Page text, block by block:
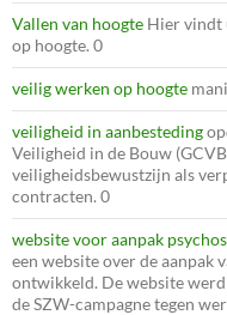
Vallen van hoogte Hier vindt
op hoogte. 0
veilig werken op hoogte
veiligheid in aanbesteding
Veiligheid in de Bouw
veiligheidsbewustzijn als
contracten. 0
website voor aanpak
een website over de aanpak
ontwikkeld. De website
de SZW-campagne tegen